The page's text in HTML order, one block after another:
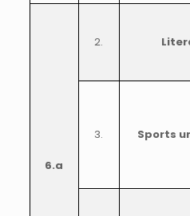
6.a
2.
3. Sports